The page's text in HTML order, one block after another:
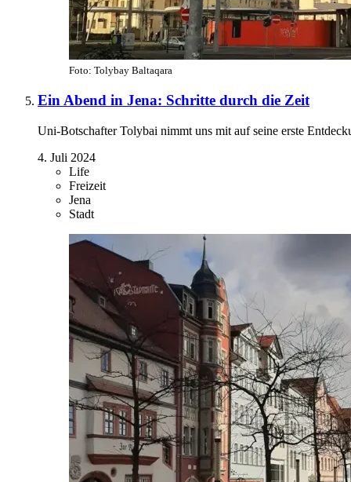
Foto: Tolybay Baltaqara
Ein Abend in Jena: Schritte durch die Zeit
Uni-Botschafter Tolybai nimmt uns mit auf seine erste
4. Juli 2024
Life
Freizeit
Jena
Stadt